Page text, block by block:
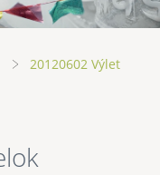
20120602 Výlet